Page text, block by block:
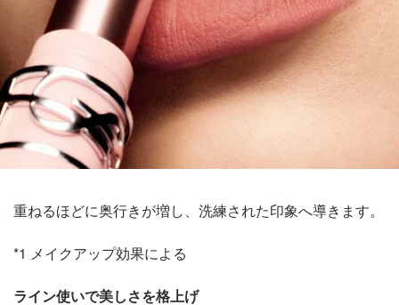
重ねるほどに奥行きが増し、洗練された印象へ導きます。
*1 メイクアップ効果による
ライン使いで美しさを格上げ